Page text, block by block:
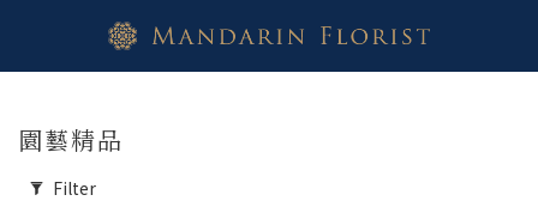
園藝精品
Filter